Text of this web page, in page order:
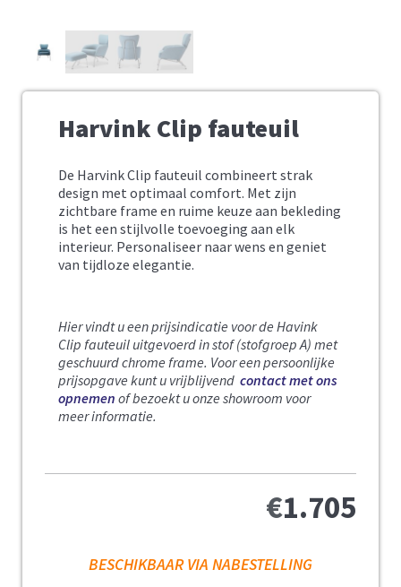
Harvink Clip fauteuil
De Harvink Clip fauteuil combineert strak
design met optimaal comfort. Met zijn
zichtbare frame en ruime keuze aan bekleding
is het een stijlvolle toevoeging aan elk
interieur. Personaliseer naar wens en geniet
van tijdloze elegantie.
Hier vindt u een prijsindicatie voor de Havink
Clip fauteuil uitgevoerd in stof (stofgroep A) met
geschuurd chrome frame. Voor een persoonlijke
prijsopgave kunt u vrijblijvend contact met ons
opnemen of bezoekt u onze showroom voor
meer informatie.
€1.705
BESCHIKBAAR VIA NABESTELLING